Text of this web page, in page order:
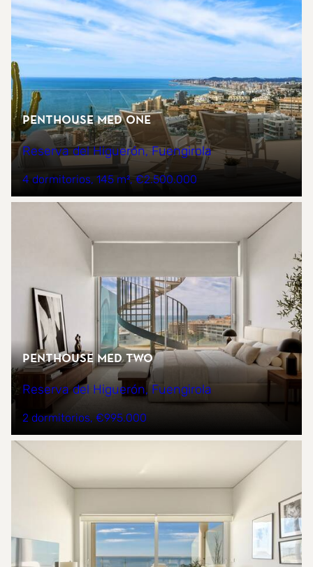
Penthouse Med One
Reserva del Higuerón, Fuengirola
4 dormitorios 145 m² €2.500.000
Penthouse Med Two
Reserva del Higuerón, Fuengirola
2 dormitorios €995.000